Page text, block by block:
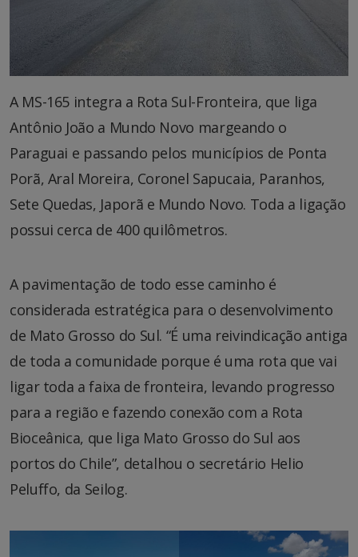
A MS-165 integra a Rota Sul-Fronteira, que liga
Antônio João a Mundo Novo margeando o
Paraguai e passando pelos municípios de Ponta
Porã, Aral Moreira, Coronel Sapucaia, Paranhos,
Sete Quedas, Japorã e Mundo Novo. Toda a ligação
possui cerca de 400 quilômetros.
A pavimentação de todo esse caminho é
considerada estratégica para o desenvolvimento
de Mato Grosso do Sul. “É uma reivindicação antiga
de toda a comunidade porque é uma rota que vai
ligar toda a faixa de fronteira, levando progresso
para a região e fazendo conexão com a Rota
Bioceânica, que liga Mato Grosso do Sul aos
portos do Chile”, detalhou o secretário Helio
Peluffo, da Seilog.